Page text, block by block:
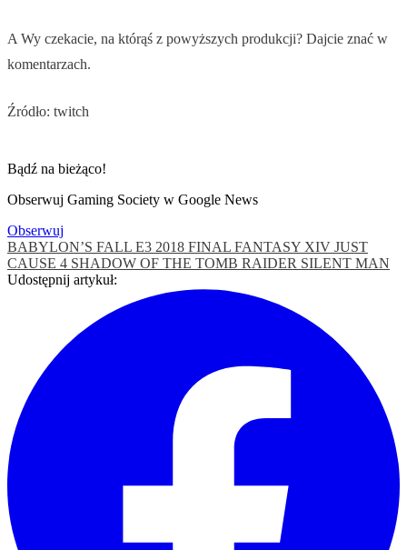
A Wy czekacie, na którąś z powyższych produkcji? Dajcie znać w
komentarzach.
Źródło: twitch
Bądź na bieżąco!
Obserwuj Gaming Society w Google News
Obserwuj
BABYLON’S FALL E3 2018 FINAL FANTASY XIV JUST
CAUSE 4 SHADOW OF THE TOMB RAIDER SILENT MAN
Udostępnij artykuł: